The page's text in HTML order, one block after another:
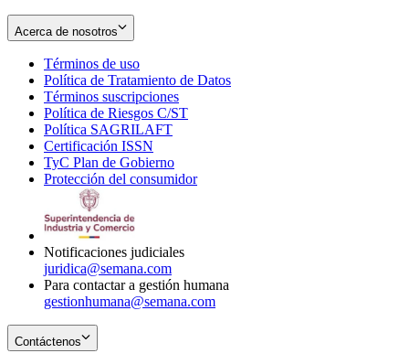
Acerca de nosotros
Términos de uso
in
new
window
Política de Tratamiento de Datos
Términos suscripciones
in
Política de Riesgos C/ST
Política SAGRILAFT
new
window
Certificación ISSN
in
new
TyC Plan de Gobierno
in
Protección del consumidorOpens
Notificaciones judiciales
juridica@semana.com
Para contactar a gestión humana
gestionhumana@semana.com
Contáctenos